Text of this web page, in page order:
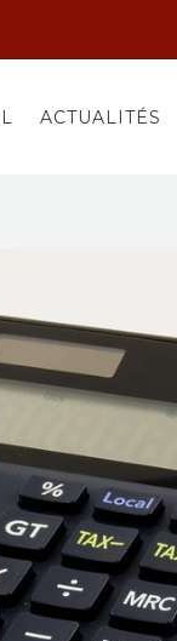
ACTUALITÉS